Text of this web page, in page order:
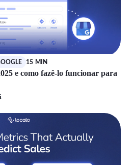
15 MIN
e como fazê-lo funcionar para